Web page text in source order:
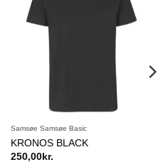
Samsøe Samsøe Basic
KRONOS BLACK
250,00kr.